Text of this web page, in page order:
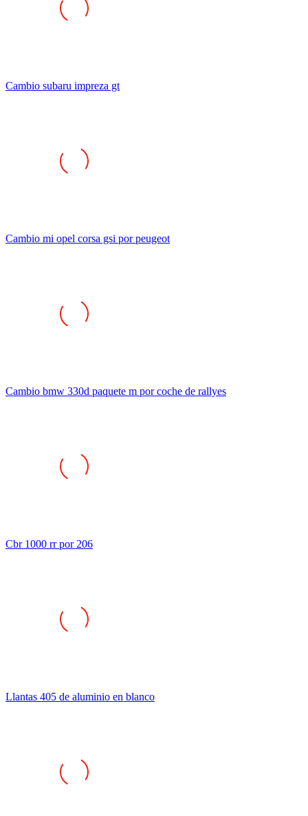
Cambio subaru impreza gt
Cambio mi opel corsa gsi por peugeot
Cambio bmw 330d paquete m por coche de rallyes
Cbr 1000 rr por 206
Llantas 405 de aluminio en blanco